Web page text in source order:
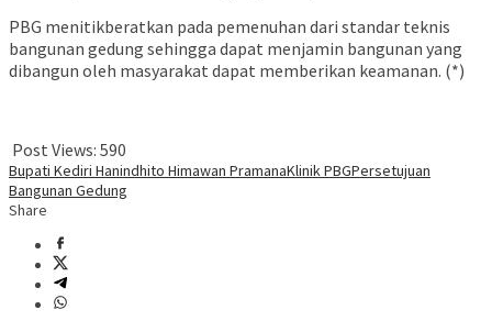
PBG menitikberatkan pada pemenuhan dari standar teknis
bangunan gedung sehingga dapat menjamin bangunan yang
dibangun oleh masyarakat dapat memberikan keamanan. (*)
Post Views: 590
Bupati Kediri Hanindhito Himawan PramanaKlinik PBGPersetujuan
Bangunan Gedung
Share